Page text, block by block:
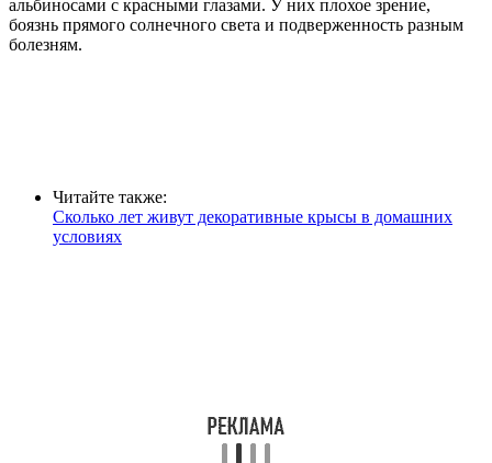
альбиносами с красными глазами. У них плохое зрение,
боязнь прямого солнечного света и подверженность разным
болезням.
Читайте также:
Сколько лет живут декоративные крысы в домашних
условиях